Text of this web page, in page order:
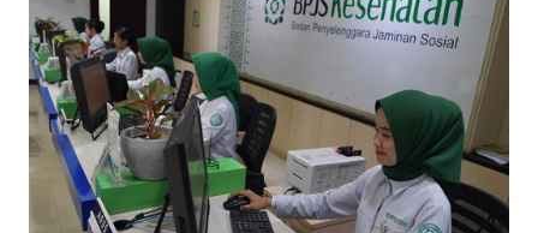
SAINS-TEKNO
KESEHATAN
INTERNASIONAL